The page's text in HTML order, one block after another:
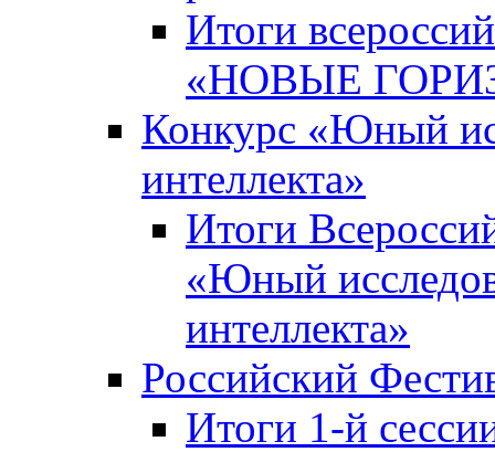
Итоги
«НОВЫЕ
Конкурс «Юный
интеллекта»
Итоги
«Юный
интеллекта»
Российский
Итоги 1-й